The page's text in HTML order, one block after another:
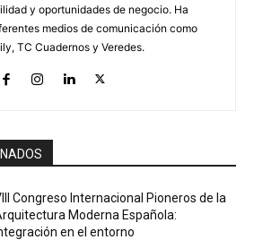
y oportunidades de negocio. Ha
medios de comunicación como
TC Cuadernos y Veredes.
Congreso Internacional Pioneros de la
Moderna Española:
en el entorno